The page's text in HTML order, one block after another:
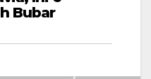
Bubar